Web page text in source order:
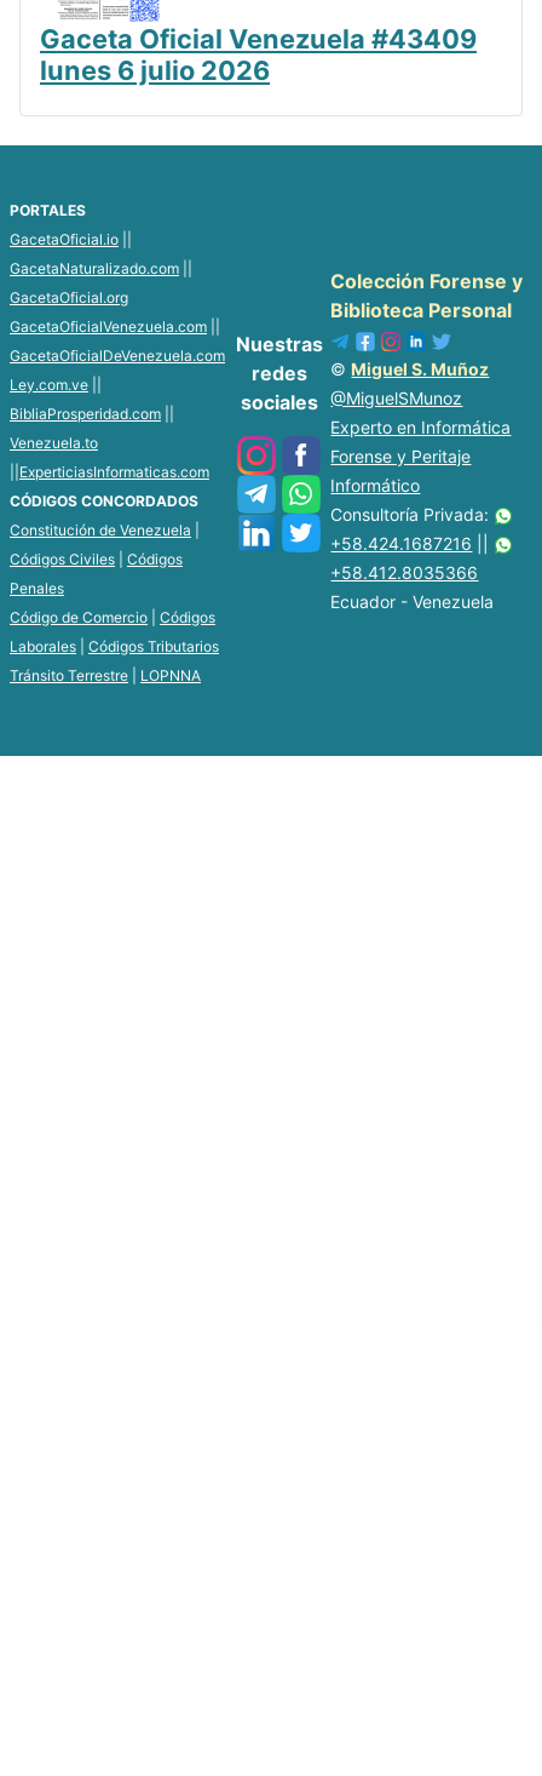
Gaceta Oficial Venezuela #43409
lunes 6 julio 2026
PORTALES
GacetaOficial.io
GacetaNaturalizado.com
GacetaOficial.org
GacetaOficialVenezuela.com
GacetaOficialDeVenezuela.com
Ley.com.ve
BibliaProsperidad.com
Venezuela.to
ExperticiasInformaticas.com
CÓDIGOS CONCORDADOS
Constitución de Venezuela
Códigos Civiles
Códigos
Penales
Código de Comercio
Códigos
Laborales
Códigos Tributarios
Tránsito Terrestre
LOPNNA
Nuestras
redes
sociales
Colección Forense y
Biblioteca Personal
©Miguel S. Muñoz
@MiguelSMunoz
Experto en Informática
Forense y Peritaje
Informático
Consultoría Privada:
+58.424.1687216
+58.412.8035366
Ecuador - Venezuela